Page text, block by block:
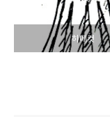
히메컷